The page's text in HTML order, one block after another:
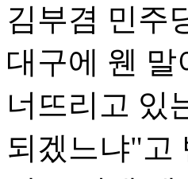
김부겸 민주
대구에 웬
너뜨리고 있
되겠느냐"고